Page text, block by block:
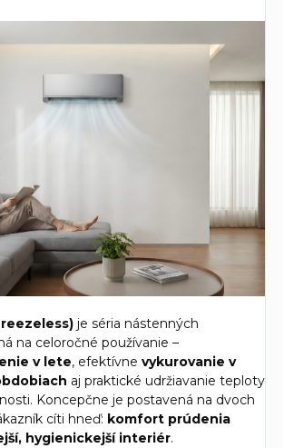
je séria nástenných
na celoročné používanie –
v lete, efektívne vykurovanie v
aj praktické udržiavanie teploty
Koncepčne je postavená na dvoch
cíti hneď: komfort prúdenia
hygienickejší interiér.